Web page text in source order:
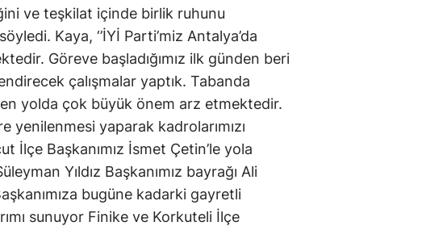
ve teşkilat içinde birlik ruhunu
Kaya, ‘’İYİ Parti’miz Antalya’da
Göreve başladığımız ilk günden beri
çalışmalar yaptık. Tabanda
yolda çok büyük önem arz etmektedir.
yaparak kadrolarımızı
İlçe Başkanımız İsmet Çetin’le yola
Yıldız Başkanımız bayrağı Ali
bugüne kadarki gayretli
sunuyor Finike ve Korkuteli İlçe